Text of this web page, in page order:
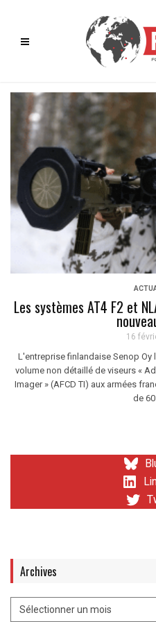
Les systèmes AT4 F2 et
16
L'entreprise finlandaise Senop Oy
volume non détaillé de viseurs «
Imager » (AFCD TI) aux armées
de
Archives